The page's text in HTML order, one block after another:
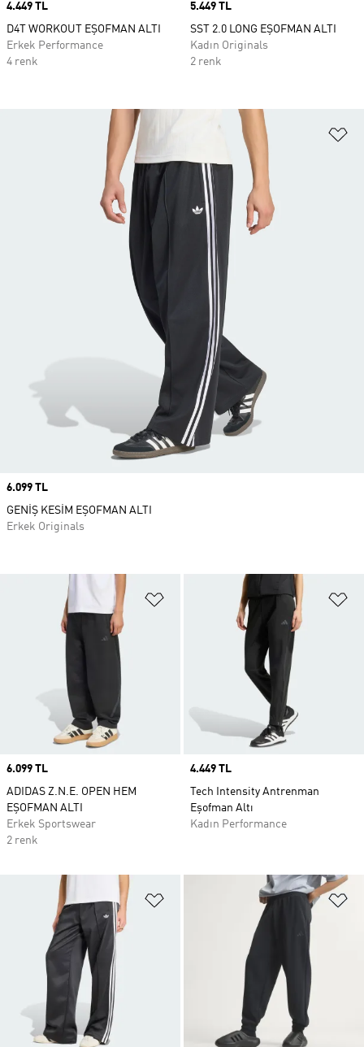
Price
4.449 TL
D4T WORKOUT EŞOFMAN ALTI
Erkek Performance
4 renk
Price
5.449 TL
SST 2.0 LONG EŞOFMAN ALTI
Kadın Originals
2 renk
Favori Listesine Ekle
Price
6.099 TL
ADIDAS Z.N.E. OPEN HEM
EŞOFMAN ALTI
Erkek Sportswear
2 renk
Price
4.449 TL
Tech Intensity Antrenman
Eşofman Altı
Kadın Performance
Favori Listesine Ekle
Price
6.099 TL
GENİŞ KESİM EŞOFMAN ALTI
Erkek Originals